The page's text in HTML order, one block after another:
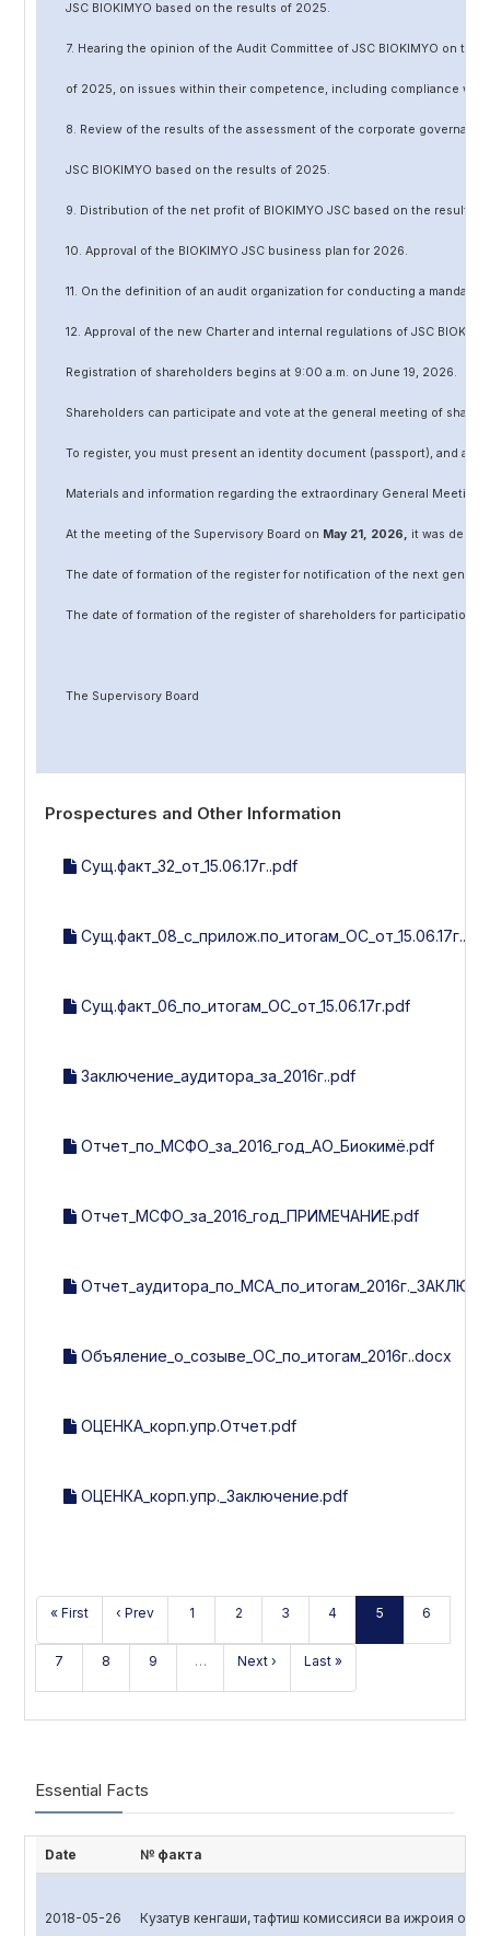
JSC BIOKIMYO based on the results of 2025.
7. Hearing the opinion of the Audit Committee of JSC BIOKIMYO on the
of 2025, on issues within their competence, including compliance
8. Review of the results of the assessment of the corporate
JSC BIOKIMYO based on the results of 2025.
9. Distribution of the net profit of BIOKIMYO JSC based on the results
10. Approval of the BIOKIMYO JSC business plan for 2026.
11. On the definition of an audit organization for conducting a
12. Approval of the new Charter and internal regulations of JSC
Registration of shareholders begins at 9:00 a.m. on June 19, 2026.
Shareholders can participate and vote at the general meeting of
To register, you must present an identity document (passport), and a
Materials and information regarding the extraordinary General
At the meeting of the Supervisory Board on May21, 2026, it was
The date of formation of the register for notification of the next
The date of formation of the register of shareholders for participation
The Supervisory Board
Prospectures and Other Information
Сущ.факт_32_от_15.06.17г..pdf
Сущ.факт_08_с_прилож.по_итогам_ОС_от_15.06.17г..pdf
Сущ.факт_06_по_итогам_ОС_от_15.06.17г.pdf
Заключение_аудитора_за_2016г..pdf
Отчет_по_МСФО_за_2016_год_АО_Биокимё.pdf
Отчет_МСФО_за_2016_год_ПРИМЕЧАНИЕ.pdf
Объяление_о_созыве_ОС_по_итогам_2016г..docx
ОЦЕНКА_корп.упр.Отчет.pdf
ОЦЕНКА_корп.упр._Заключение.pdf
« First ‹ Prev 1 2 3 4 5 6
7 8 9 … Next › Last »
Essential Facts
Date № факта
2018-05-26 Кузатув кенгаши, тафтиш комиссияси ва ижроия